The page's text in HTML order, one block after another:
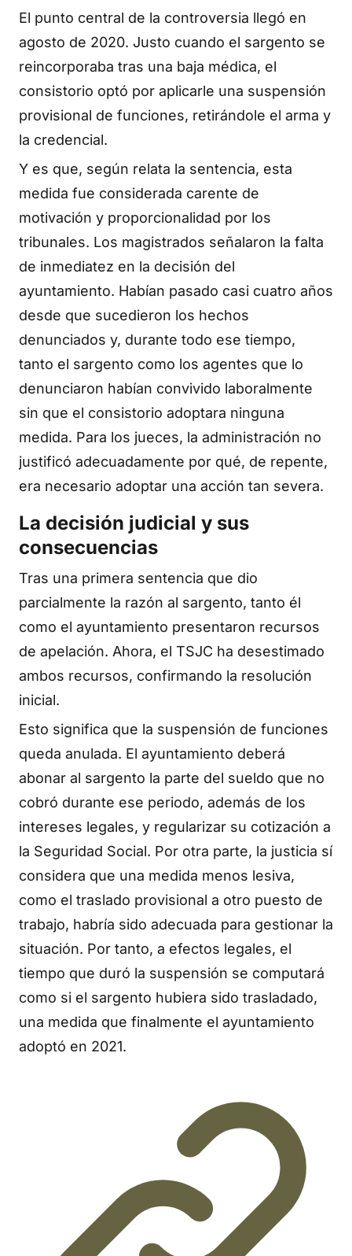
El punto central de la controversia llegó en
agosto de 2020. Justo cuando el sargento se
reincorporaba tras una baja médica, el
consistorio optó por aplicarle una suspensión
provisional de funciones, retirándole el arma y
la credencial.
Y es que, según relata la sentencia, esta
medida fue considerada carente de
motivación y proporcionalidad por los
tribunales. Los magistrados señalaron la falta
de inmediatez en la decisión del
ayuntamiento. Habían pasado casi cuatro años
desde que sucedieron los hechos
denunciados y, durante todo ese tiempo,
tanto el sargento como los agentes que lo
denunciaron habían convivido laboralmente
sin que el consistorio adoptara ninguna
medida. Para los jueces, la administración no
justificó adecuadamente por qué, de repente,
era necesario adoptar una acción tan severa.
La decisión judicial y sus
consecuencias
Tras una primera sentencia que dio
parcialmente la razón al sargento, tanto él
como el ayuntamiento presentaron recursos
de apelación. Ahora, el TSJC ha desestimado
ambos recursos, confirmando la resolución
inicial.
Esto significa que la suspensión de funciones
queda anulada. El ayuntamiento deberá
abonar al sargento la parte del sueldo que no
cobró durante ese periodo, además de los
intereses legales, y regularizar su cotización a
la Seguridad Social. Por otra parte, la justicia sí
considera que una medida menos lesiva,
como el traslado provisional a otro puesto de
trabajo, habría sido adecuada para gestionar la
situación. Por tanto, a efectos legales, el
tiempo que duró la suspensión se computará
como si el sargento hubiera sido trasladado,
una medida que finalmente el ayuntamiento
adoptó en 2021.